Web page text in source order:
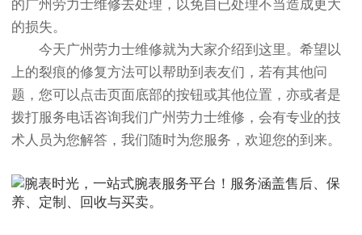
的广州劳力士维修去处理，以免自已处理不当造成更大
的损失。
今天广州劳力士维修就为大家介绍到这里。希望以
上的裂痕的修复方法可以帮助到表友们，若有其他问
题，您可以点击页面底部的按钮或其他位置，亦或者是
拨打服务电话咨询我们广州劳力士维修，会有专业的技
术人员为您解答，我们随时为您服务，欢迎您的到来。